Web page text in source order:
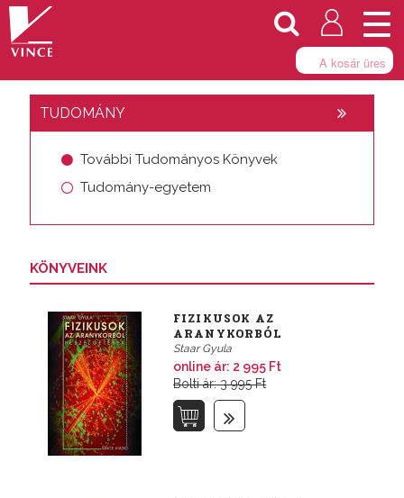
A kosár üres
TUDOMÁNY
További Tudományos Könyvek
Tudomány-egyetem
KÖNYVEINK
FIZIKUSOK AZ
ARANYKORBÓL
Staar Gyula
online ár: 2 995 Ft
Bolti ár: 3 995 Ft